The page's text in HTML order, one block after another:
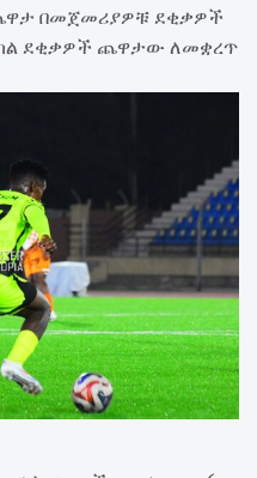
በመጀመሪያዎቹ ደቂቃዎች
ደቂቃዎች ጨዋታው ለመቋረጥ